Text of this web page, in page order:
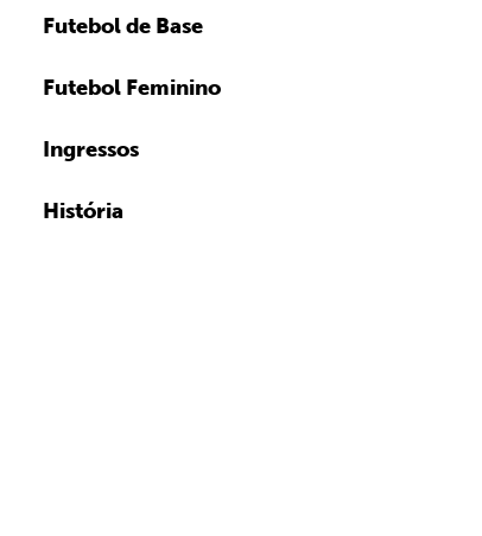
Futebol de Base
Futebol Feminino
Ingressos
História